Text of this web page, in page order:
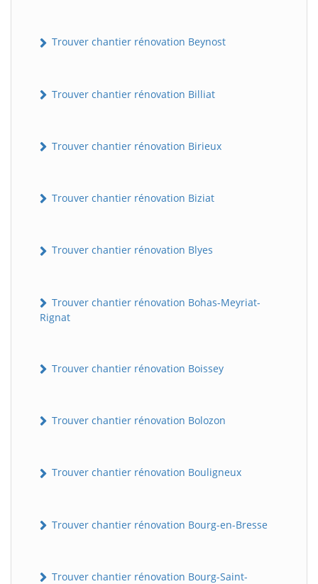
Trouver chantier rénovation Beynost
Trouver chantier rénovation Billiat
Trouver chantier rénovation Birieux
Trouver chantier rénovation Biziat
Trouver chantier rénovation Blyes
Trouver chantier rénovation Bohas-Meyriat-
Rignat
Trouver chantier rénovation Boissey
Trouver chantier rénovation Bolozon
Trouver chantier rénovation Bouligneux
Trouver chantier rénovation Bourg-en-Bresse
Trouver chantier rénovation Bourg-Saint-